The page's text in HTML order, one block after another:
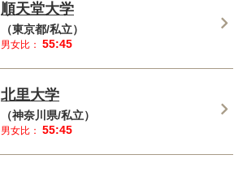
順天堂大学
（東京都/私立）
男女比： 55:45
北里大学
（神奈川県/私立）
男女比： 55:45